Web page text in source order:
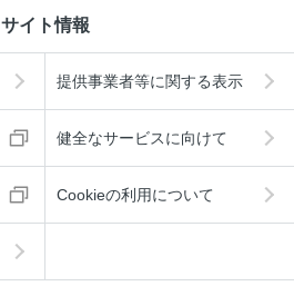
サイト情報
提供事業者等に関する表示
健全なサービスに向けて
Cookieの利用について